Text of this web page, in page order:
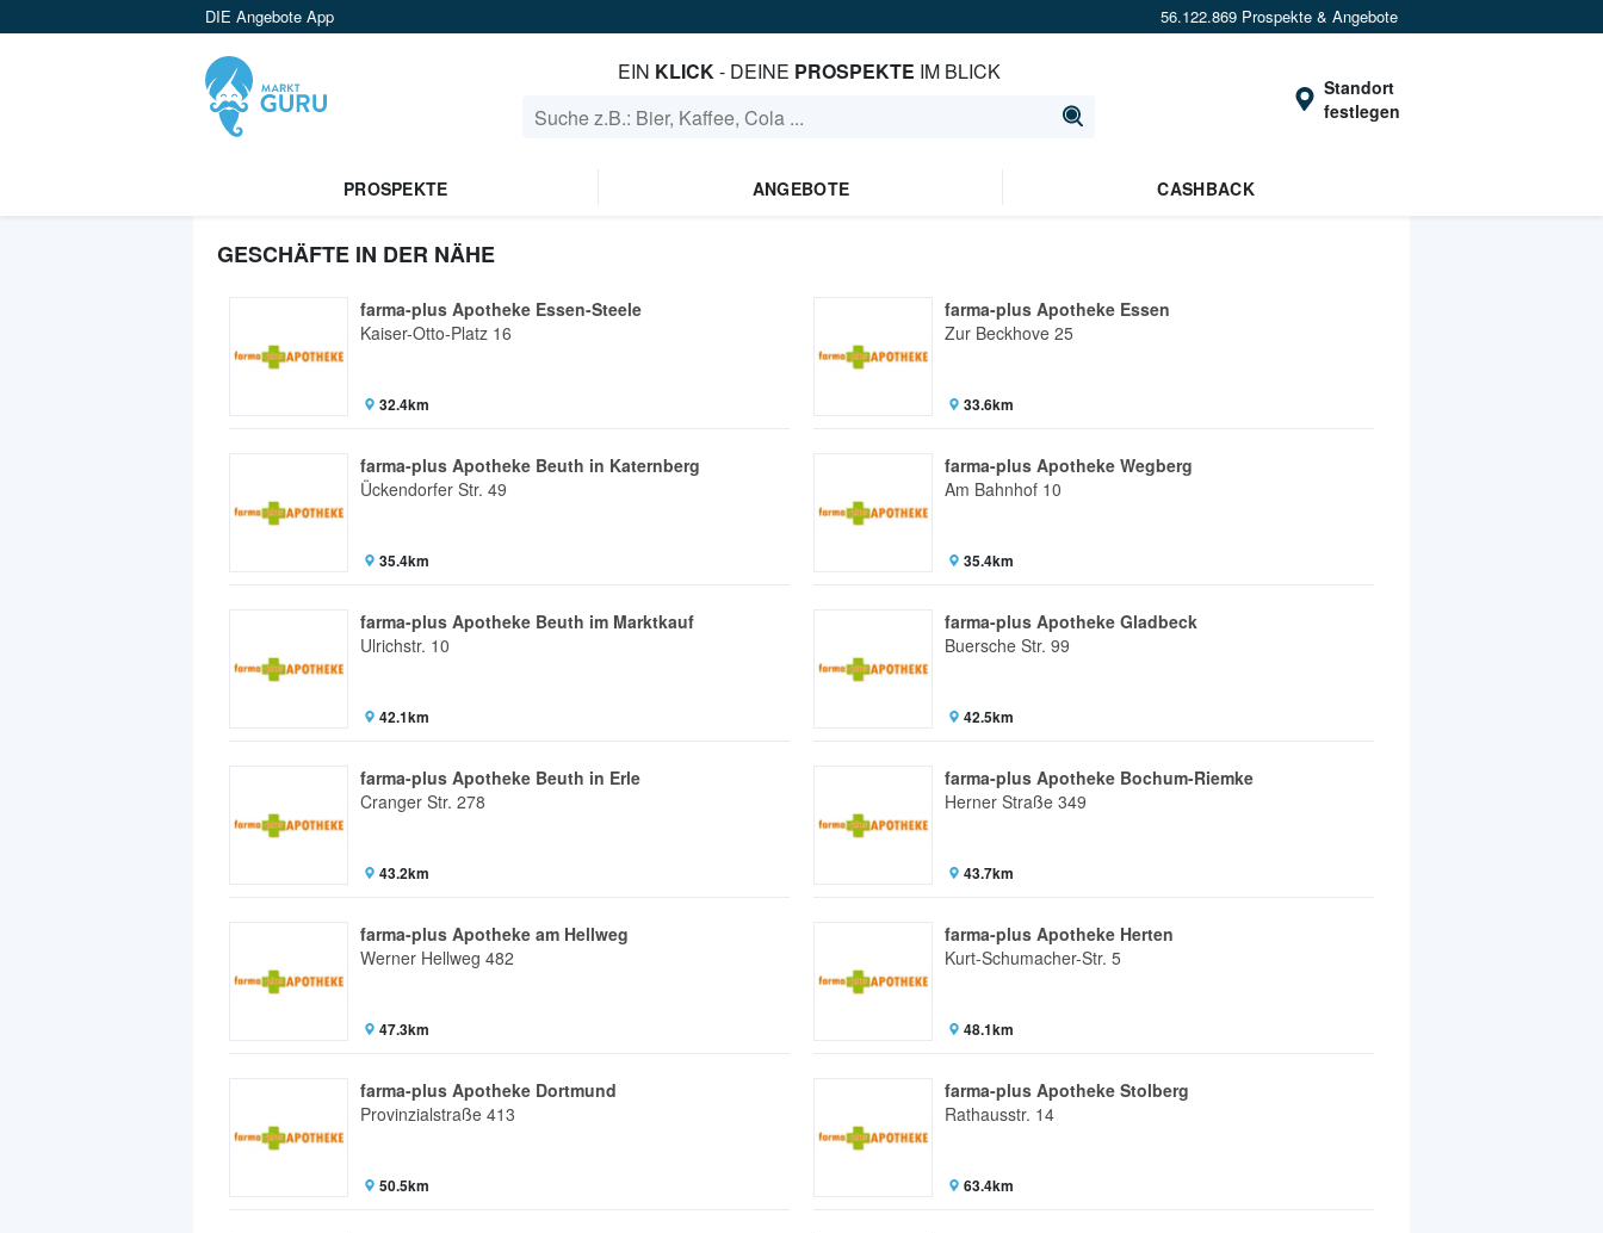
DIE Angebote App 56.122.869 Prospekte & Angebote
EIN KLICK- DEINE PROSPEKTE IM BLICK
Standort
festlegen
PROSPEKTE ANGEBOTE CASHBACK
GESCHÄFTE IN DER NÄHE
farma-plus Apotheke Essen-Steele
Kaiser-Otto-Platz 16
32.4km
farma-plus Apotheke Essen
Zur Beckhove 25
33.6km
farma-plus Apotheke Beuth in Katernberg
Ückendorfer Str. 49
35.4km
farma-plus Apotheke Wegberg
Am Bahnhof 10
35.4km
farma-plus Apotheke Beuth im Marktkauf
Ulrichstr. 10
42.1km
farma-plus Apotheke Gladbeck
Buersche Str. 99
42.5km
farma-plus Apotheke Beuth in Erle
Cranger Str. 278
43.2km
farma-plus Apotheke Bochum-Riemke
Herner Straße 349
43.7km
farma-plus Apotheke am Hellweg
Werner Hellweg 482
47.3km
farma-plus Apotheke Herten
Kurt-Schumacher-Str. 5
48.1km
farma-plus Apotheke Dortmund
Provinzialstraße 413
50.5km
farma-plus Apotheke Stolberg
Rathausstr. 14
63.4km